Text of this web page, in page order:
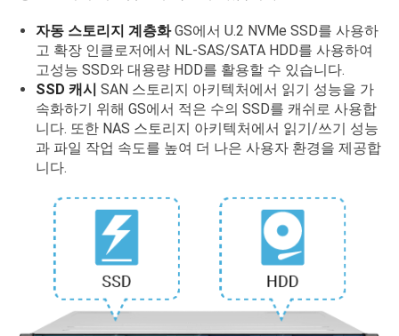
자동 스토리지 계층화GS에서 U.2 NVMe SSD를 사용하
고 확장 인클로저에서 NL-SAS/SATA HDD를 사용하여
고성능 SSD와 대용량 HDD를 활용할 수 있습니다.
SSD 캐시 SAN 스토리지 아키텍처에서 읽기 성능을 가
속화하기 위해 GS에서 적은 수의 SSD를 캐쉬로 사용합
니다. 또한 NAS 스토리지 아키텍처에서 읽기/쓰기 성능
과 파일 작업 속도를 높여 더 나은 사용자 환경을 제공합
니다.